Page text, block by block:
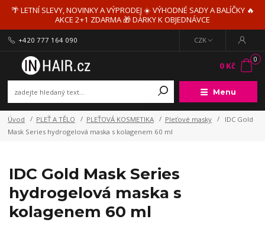
🌴 LETNÍ SLEVY, NOVINKY A VÝPRODEJ ☀️ VÝHODNÉ SADY A BALÍČKY 🔥
AKCE 2+1 ZDARMA 🎁 DÁRKY K OBJEDNÁVCE
Menu
CZK
+420 777 164 090
0
0 Kč
Úvod PLEŤ A TĚLO PLEŤOVÁ KOSMETIKA Pleťové masky
IDC Gold
Mask Series hydrogelová maska s kolagenem 60 ml
IDC Gold Mask Series
hydrogelová maska s
kolagenem 60 ml